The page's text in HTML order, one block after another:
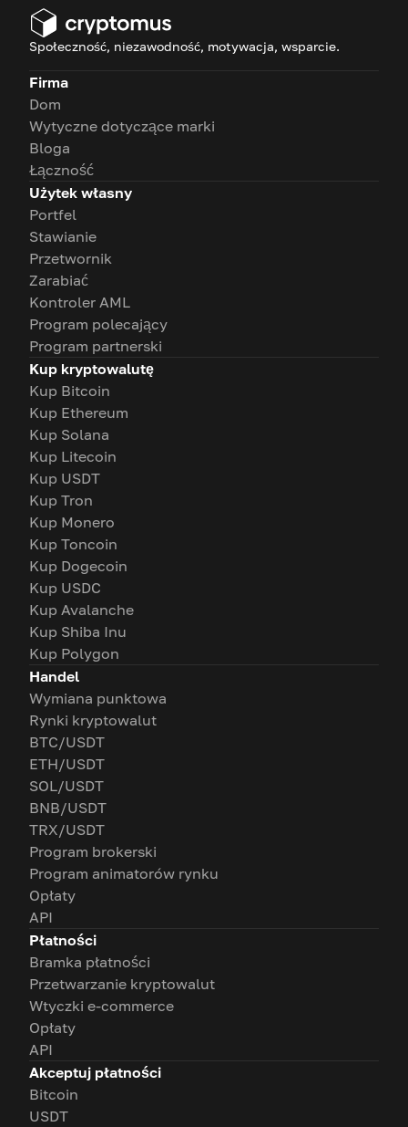
Społeczność, niezawodność, motywacja, wsparcie.
Firma
Dom
Wytyczne dotyczące marki
Bloga
Łączność
Użytek własny
Portfel
Stawianie
Przetwornik
Zarabiać
Kontroler AML
Program polecający
Program partnerski
Kup kryptowalutę
Kup Bitcoin
Kup Ethereum
Kup Solana
Kup Litecoin
Kup USDT
Kup Tron
Kup Monero
Kup Toncoin
Kup Dogecoin
Kup USDC
Kup Avalanche
Kup Shiba Inu
Kup Polygon
Handel
Wymiana punktowa
Rynki kryptowalut
BTC/USDT
ETH/USDT
SOL/USDT
BNB/USDT
TRX/USDT
Program brokerski
Program animatorów rynku
Opłaty
API
Płatności
Bramka płatności
Przetwarzanie kryptowalut
Wtyczki e-commerce
Opłaty
API
Akceptuj płatności
Bitcoin
USDT